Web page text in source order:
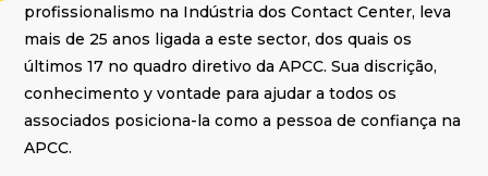
profissionalismo na Indústria dos Contact Center, leva
mais de 25 anos ligada a este sector, dos quais os
últimos 17 no quadro diretivo da APCC. Sua discrição,
conhecimento y vontade para ajudar a todos os
associados posiciona-la como a pessoa de confiança na
APCC.